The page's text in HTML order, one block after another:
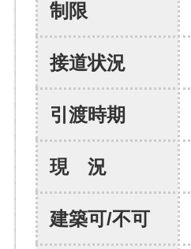
制限
接道状況
引渡時期
現 況
建築可/不可